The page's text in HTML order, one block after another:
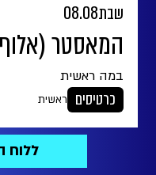
שבת08.08
המאסטר
במה ראשית
21:00במה ראשיתכרטיסים
ללוח